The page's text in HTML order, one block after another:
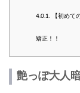
4.0.1. 【初めて
矯正！！
艶っぽ大人